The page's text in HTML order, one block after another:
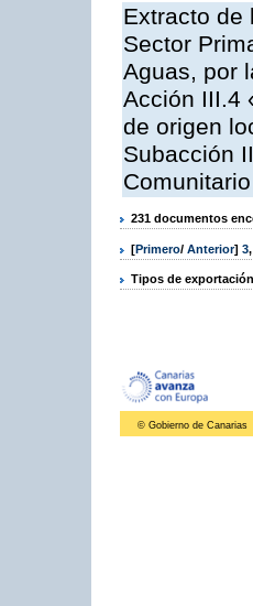
Extracto de
Sector
Aguas, por
Acción III.4
de origen
Subacción
231 documentos
[Primero/ Anterior] 3,
Tipos de
© Gobierno de Canarias